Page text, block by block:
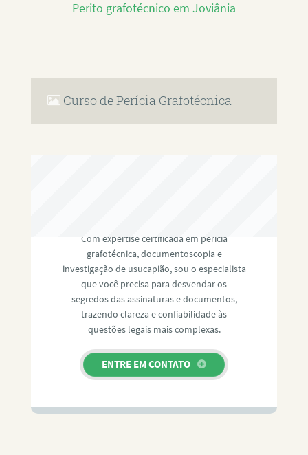
Perito grafotécnico em Joviânia
Curso de Perícia Grafotécnica
Com expertise certificada em perícia
grafotécnica, documentoscopia e
investigação de usucapião, sou o especialista
que você precisa para desvendar os
segredos das assinaturas e documentos,
trazendo clareza e confiabilidade às
questões legais mais complexas.
ENTRE EM CONTATO